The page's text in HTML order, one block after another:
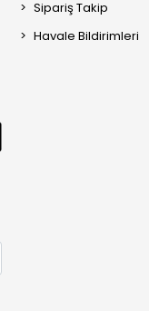
Sipariş Takip
Havale Bildirimleri